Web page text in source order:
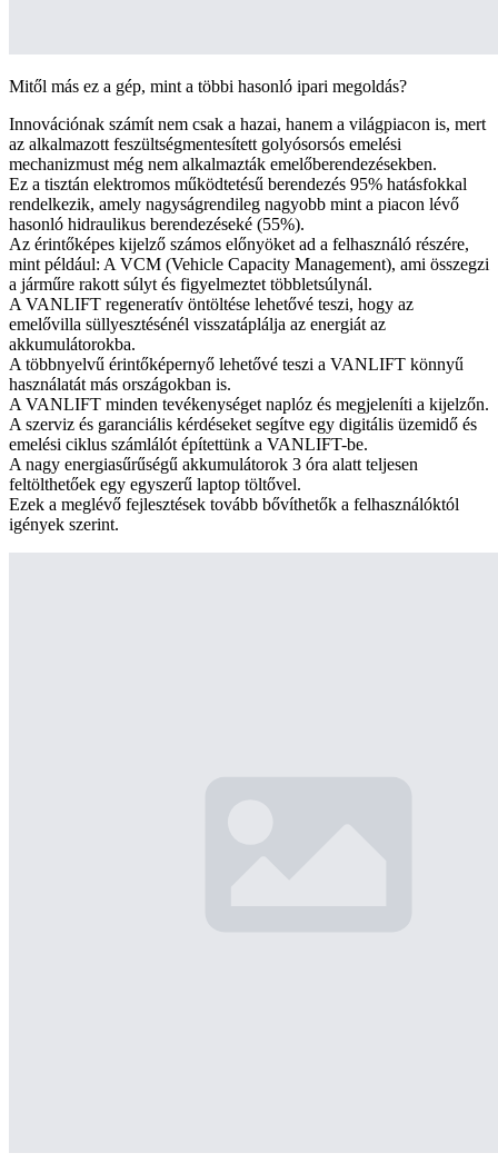
Mitől más ez a gép, mint a többi hasonló ipari megoldás?
Innovációnak számít nem csak a hazai, hanem a világpiacon is, mert
az alkalmazott feszültségmentesített golyósorsós emelési
mechanizmust még nem alkalmazták emelőberendezésekben.
Ez a tisztán elektromos működtetésű berendezés 95% hatásfokkal
rendelkezik, amely nagyságrendileg nagyobb mint a piacon lévő
hasonló hidraulikus berendezéseké (55%).
Az érintőképes kijelző számos előnyöket ad a felhasználó részére,
mint például: A VCM (Vehicle Capacity Management), ami összegzi
a járműre rakott súlyt és figyelmeztet többletsúlynál.
A VANLIFT regeneratív öntöltése lehetővé teszi, hogy az
emelővilla süllyesztésénél visszatáplálja az energiát az
akkumulátorokba.
A többnyelvű érintőképernyő lehetővé teszi a VANLIFT könnyű
használatát más országokban is.
A VANLIFT minden tevékenységet naplóz és megjeleníti a kijelzőn.
A szerviz és garanciális kérdéseket segítve egy digitális üzemidő és
emelési ciklus számlálót építettünk a VANLIFT-be.
A nagy energiasűrűségű akkumulátorok 3 óra alatt teljesen
feltölthetőek egy egyszerű laptop töltővel.
Ezek a meglévő fejlesztések tovább bővíthetők a felhasználóktól
igények szerint.